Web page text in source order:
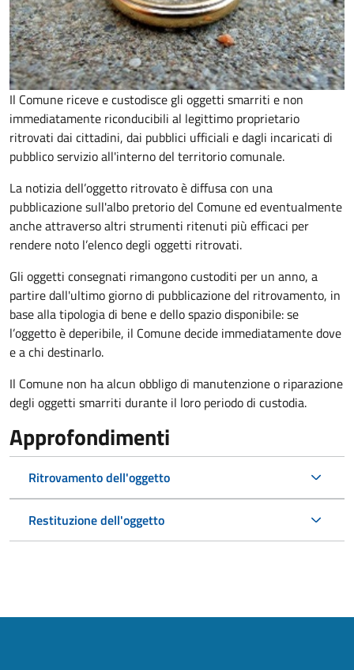
Il Comune riceve e custodisce gli oggetti smarriti e non
immediatamente riconducibili al legittimo proprietario
ritrovati dai cittadini, dai pubblici ufficiali e dagli incaricati di
pubblico servizio all'interno del territorio comunale.
La notizia dell’oggetto ritrovato è diffusa con una
pubblicazione sull'albo pretorio del Comune ed eventualmente
anche attraverso altri strumenti ritenuti più efficaci per
rendere noto l’elenco degli oggetti ritrovati.
Gli oggetti consegnati rimangono custoditi per un anno, a
partire dall'ultimo giorno di pubblicazione del ritrovamento, in
base alla tipologia di bene e dello spazio disponibile: se
l’oggetto è deperibile, il Comune decide immediatamente dove
e a chi destinarlo.
Il Comune non ha alcun obbligo di manutenzione o riparazione
degli oggetti smarriti durante il loro periodo di custodia.
Approfondimenti
Ritrovamento dell'oggetto
Restituzione dell'oggetto